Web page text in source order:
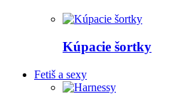
Kúpacie šortky
Fetiš a sexy